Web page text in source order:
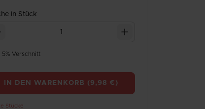
in Stück
5% Verschnitt
IN DEN WARENKORB ( 9,98 € )
Stücke